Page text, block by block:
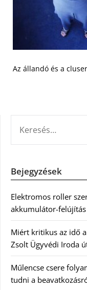
Az állandó és a
Bejegyzések
Elektromos roller
akkumulátor-felújítás
Miért kritikus az idő
Zsolt Ügyvédi Iroda
Műlencse csere
tudni a